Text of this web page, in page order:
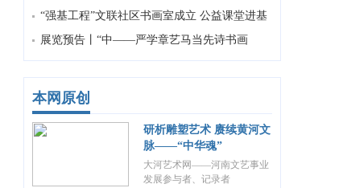
阳举办
“强基工程”文联社区书画室成立 公益课堂进基
层展览预告丨“中——严学章艺马当先诗书画
展”将于1月17日开幕
本网原创
研析雕塑艺术 赓续黄河文
脉——“中华魂”
大河艺术网——河南文艺事业
发展参与者、记录者